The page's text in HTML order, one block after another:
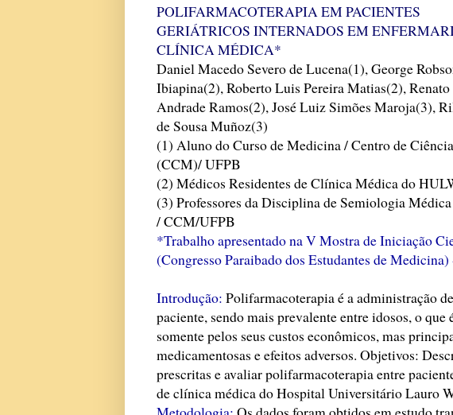
POLIFARMACOTERAPIA EM PACIENTES
GERIÁTRICOS INTERNADOS EM
CLÍNICA MÉDICA*
Daniel Macedo Severo de Lucena(1), George
Ibiapina(2), Roberto Luis Pereira Matias(2), Renato
Andrade Ramos(2), José Luiz Simões Maroja(3),
de Sousa Muñoz(3)
(1) Aluno do Curso de Medicina / Centro de
(CCM)/ UFPB
(2) Médicos Residentes de Clínica Médica do
(3) Professores da Disciplina de Semiologia
/ CCM/UFPB
*Trabalho apresentado na V Mostra de Iniciação
(Congresso Paraibado dos Estudantes de
Introdução: Polifarmacoterapia é a administração
paciente, sendo mais prevalente entre idosos, o
somente pelos seus custos econômicos, mas
medicamentosas e efeitos adversos. Objetivos:
prescritas e avaliar polifarmacoterapia entre
de clínica médica do Hospital Universitário Lauro